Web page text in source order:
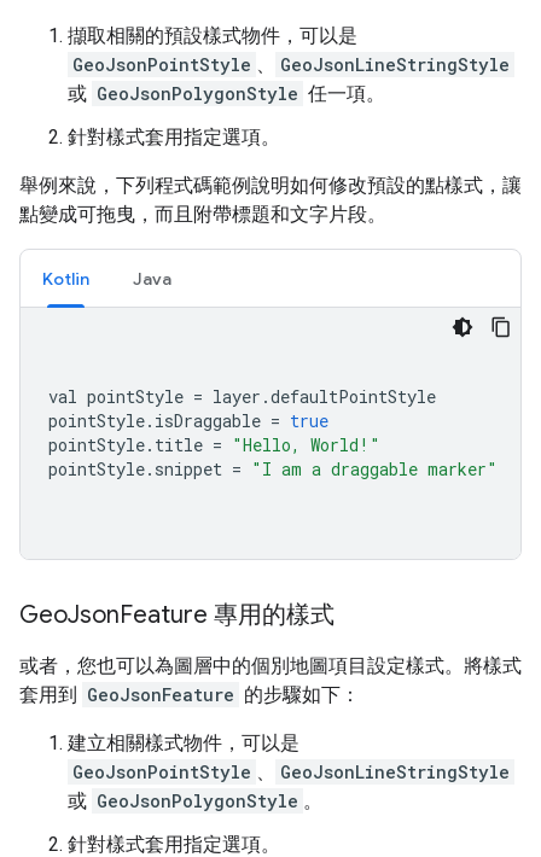
擷取相關的預設樣式物件，可以是
GeoJsonPointStyle 、
GeoJsonLineStringStyle
或 GeoJsonPolygonStyle 任一項。
針對樣式套用指定選項。
舉例來說，下列程式碼範例說明如何修改預設的點樣式，讓
點變成可拖曳，而且附帶標題和文字片段。
Kotlin Java
val pointStyle = layer .defaultPointStyle
pointStyle. isDraggable = true
pointStyle. title = "Hello, World!"
pointStyle. snippet = "I am a draggable marker"
GeoJsonFeature 專用的樣式
或者，您也可以為圖層中的個別地圖項目設定樣式。將樣式
套用到 GeoJsonFeature 的步驟如下：
建立相關樣式物件，可以是
GeoJsonPointStyle 、
GeoJsonLineStringStyle
或 GeoJsonPolygonStyle 。
針對樣式套用指定選項。